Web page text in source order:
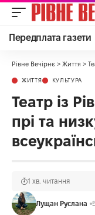
Передплата газети
Рівне Вечірнє > Життя >
ЖИТТЯ КУЛЬТУРА
Театр із
прі та
Лущан Руслана
1 хв. читання